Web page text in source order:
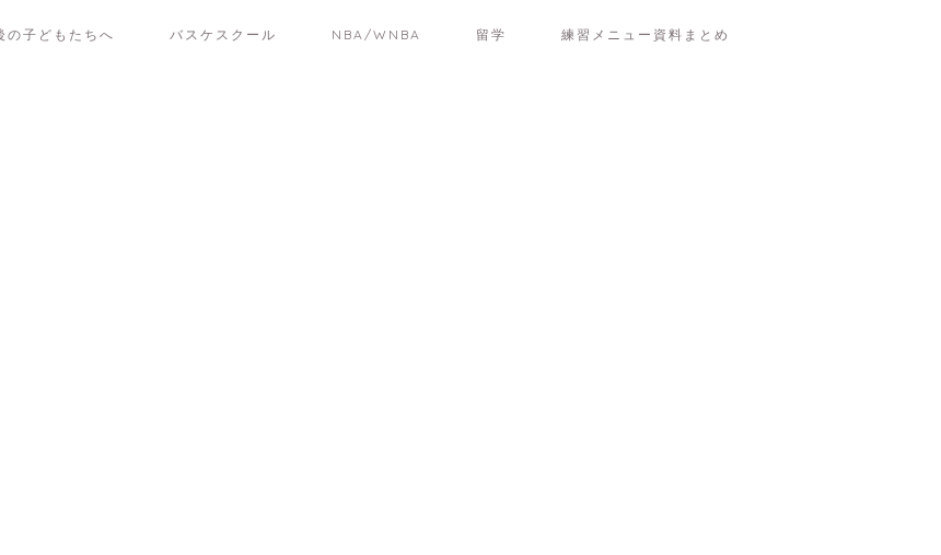
の子どもたちへ バスケスクール NBA/WNBA 留学 練習メニュー資料まとめ